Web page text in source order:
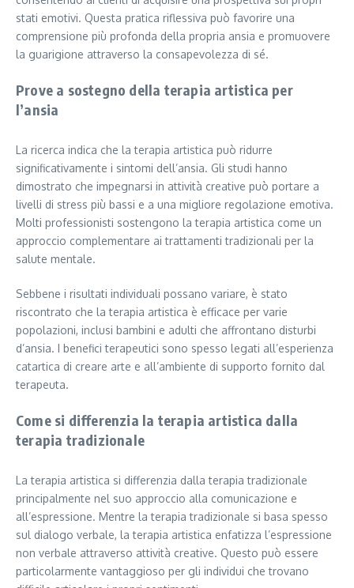
stati emotivi. Questa pratica riflessiva può favorire una
comprensione più profonda della propria ansia e promuovere
la guarigione attraverso la consapevolezza di sé.
Prove a sostegno della terapia artistica per
l’ansia
La ricerca indica che la terapia artistica può ridurre
significativamente i sintomi dell’ansia. Gli studi hanno
dimostrato che impegnarsi in attività creative può portare a
livelli di stress più bassi e a una migliore regolazione emotiva.
Molti professionisti sostengono la terapia artistica come un
approccio complementare ai trattamenti tradizionali per la
salute mentale.
Sebbene i risultati individuali possano variare, è stato
riscontrato che la terapia artistica è efficace per varie
popolazioni, inclusi bambini e adulti che affrontano disturbi
d’ansia. I benefici terapeutici sono spesso legati all’esperienza
catartica di creare arte e all’ambiente di supporto fornito dal
terapeuta.
Come si differenzia la terapia artistica dalla
terapia tradizionale
La terapia artistica si differenzia dalla terapia tradizionale
principalmente nel suo approccio alla comunicazione e
all’espressione. Mentre la terapia tradizionale si basa spesso
sul dialogo verbale, la terapia artistica enfatizza l’espressione
non verbale attraverso attività creative. Questo può essere
particolarmente vantaggioso per gli individui che trovano